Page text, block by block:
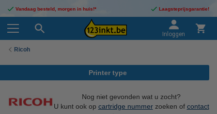
Vandaag besteld, morgen in huis!* Laagsteprijsgarantie!
Inloggen
Ricoh
Printer type
Nog niet gevonden wat u zocht?
U kunt ook op cartridge nummerzoeken of contact